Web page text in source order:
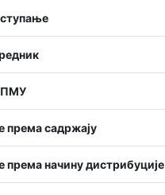
ПМУ
према садржају
према начину дистрибуције